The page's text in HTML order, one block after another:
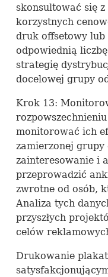
skonsultować się
korzystnych
druk offsetowy lub
odpowiednią
strategię
docelowej grupy
Krok 13:
monitorować ich
zamierzonej grupy
zainteresowanie i
przeprowadzić
zwrotne od osób,
Analiza tych
przyszłych
celów
Drukowanie